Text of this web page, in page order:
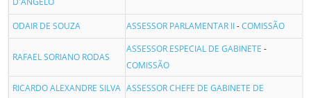
ODAIR DE SOUZA ASSESSOR PARLAMENTAR II-COMISSÃO
RAFAEL SORIANO RODAS
ASSESSOR ESPECIAL DE GABINETE -
COMISSÃO
RICARDO ALEXANDRE SILVA ASSESSOR CHEFE DE GABINETE DE